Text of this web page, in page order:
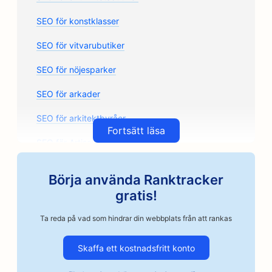
SEO för konstklasser
SEO för vitvarubutiker
SEO för nöjesparker
SEO för arkader
SEO för arkitektbyråer
SEO för Artisan Coffee Roasters
SEO för bilverkstäder
SEO för bilverkstäder
SEO för företag inom fordonsindustrin
Fortsätt läsa
Börja använda Ranktracker
gratis!
Ta reda på vad som hindrar din webbplats från att rankas
Skaffa ett kostnadsfritt konto